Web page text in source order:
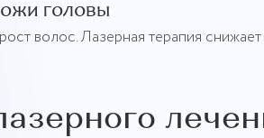
головы
волос. Лазерная терапия